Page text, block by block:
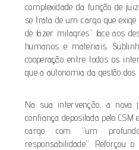
complexidade da função de
se trata de um cargo que
de fazer milagres” face aos
humanos e materiais.
cooperação entre todos os
que a autonomia da gestão
Na sua intervenção, a nova
confiança depositada pelo
cargo com “um
responsabilidade”. Reforçou